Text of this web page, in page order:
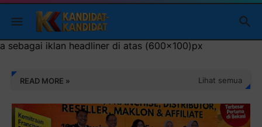
(600x100)px
READ MORE » Lihat semua